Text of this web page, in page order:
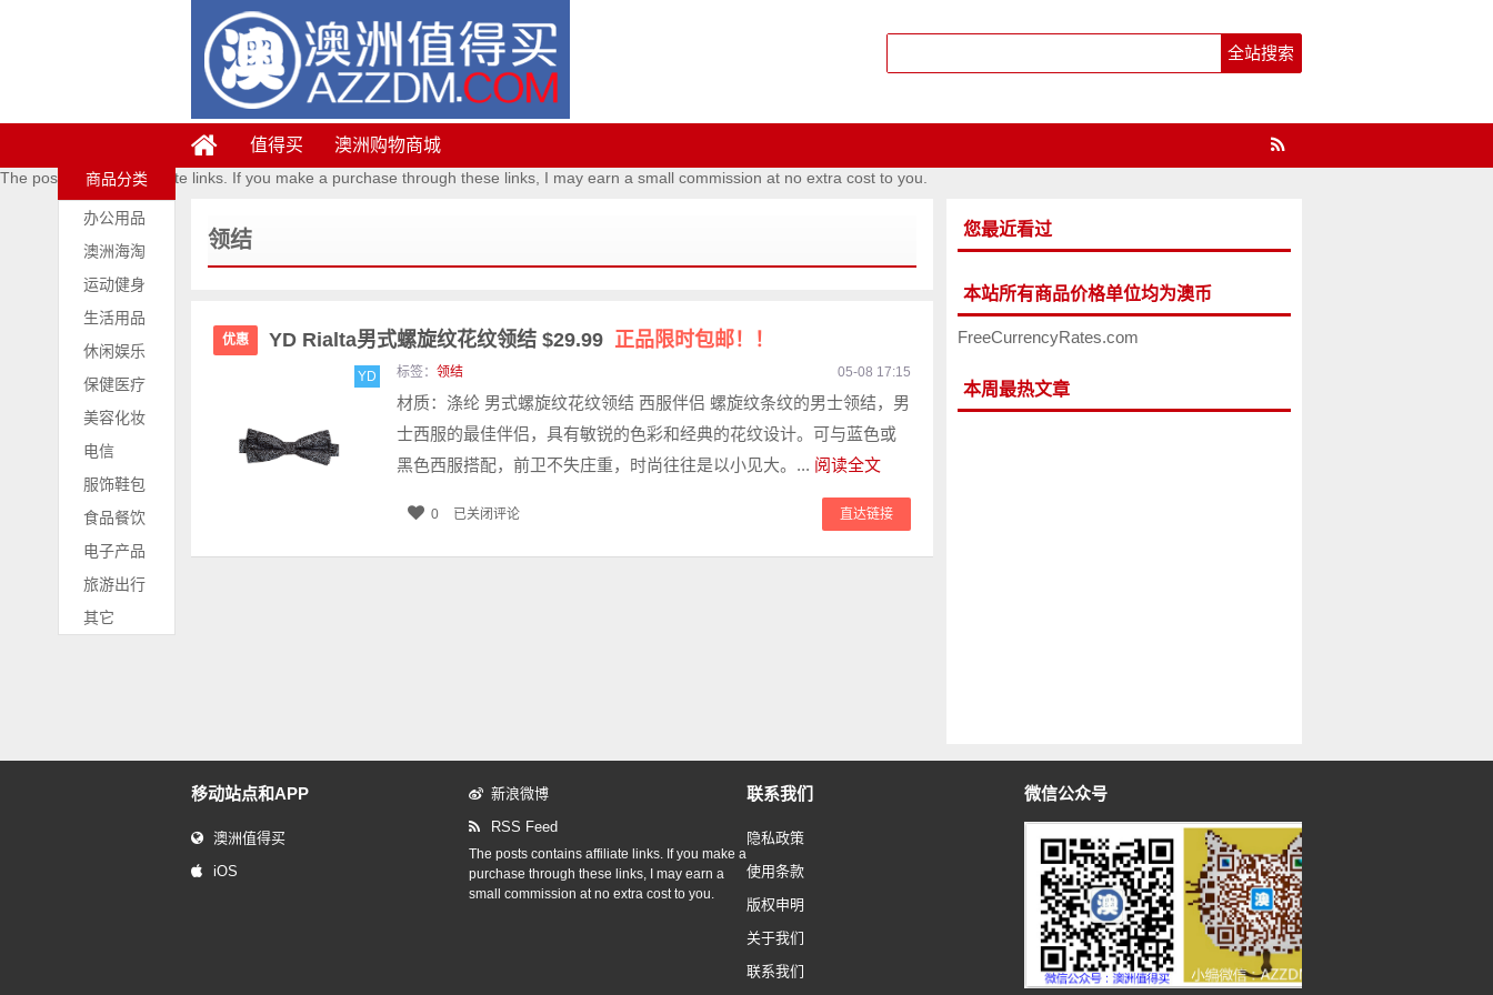
值得买 澳洲购物商城
The posts contains affiliate links. If you make a purchase through these links, I may earn a small commission at no extra cost to you.
商品分类
办公用品
澳洲海淘
运动健身
生活用品
休闲娱乐
保健医疗
美容化妆
电信
服饰鞋包
食品餐饮
电子产品
旅游出行
其它
领结
优惠 YD Rialta男式螺旋纹花纹领结 $29.99 正品限时包邮！！
YD 标签： 领结 05-08 17:15
材质：涤纶 男式螺旋纹花纹领结 西服伴侣 螺旋纹条纹的男士领结，男
士西服的最佳伴侣，具有敏锐的色彩和经典的花纹设计。可与蓝色或
黑色西服搭配，前卫不失庄重，时尚往往是以小见大。... 阅读全文
直达链接
0 已关闭评论
您最近看过
本站所有商品价格单位均为澳币
FreeCurrencyRates.com
本周最热文章
移动站点和APP
澳洲值得买
iOS
新浪微博
RSS Feed
The posts contains affiliate links. If you make a
purchase through these links, I may earn a
small commission at no extra cost to you.
联系我们
隐私政策
使用条款
版权申明
关于我们
联系我们
微信公众号